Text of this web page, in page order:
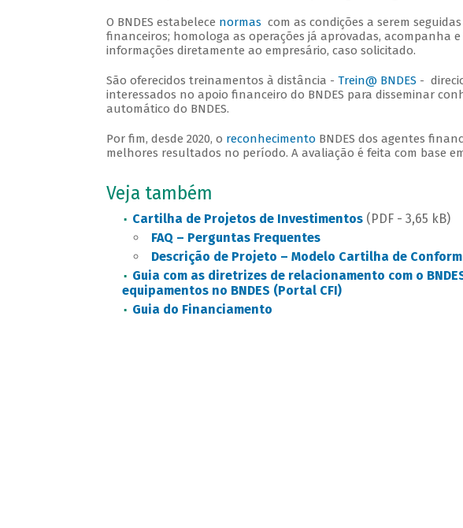
O BNDES estabelece normas com as condições a serem
financeiros; homologa as operações já aprovadas, acompanha
informações diretamente ao empresário, caso solicitado.
São oferecidos treinamentos à distância - Trein@ BNDES -
interessados no apoio financeiro do BNDES para disseminar
automático do BNDES.
Por fim, desde 2020, o reconhecimento BNDES dos agentes
melhores resultados no período. A avaliação é feita com base
Veja também
Cartilha de Projetos de Investimentos(PDF - 3,65 kB)
FAQ – Perguntas Frequentes
Descrição de Projeto – Modelo Cartilha de
Guia com as diretrizes de relacionamento com o
equipamentos no BNDES (Portal CFI)
Guia do Financiamento